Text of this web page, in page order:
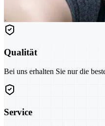
Qualität
Bei uns erhalten Sie nur die
Service